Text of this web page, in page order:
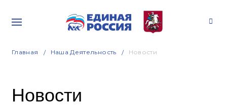
Главная Наша Деятельность Новости
Новости